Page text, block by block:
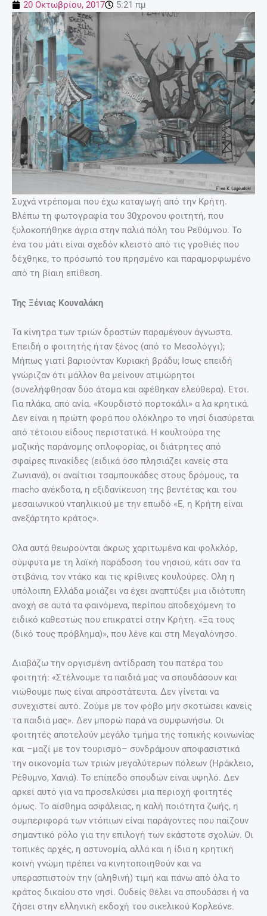
20 Οκτωβρίου, 2017 5:21 πμ
Συχνά ντρέπομαι που έχω καταγωγή από την Κρήτη.
Βλέπω τη φωτογραφία του 30χρονου φοιτητή, που
ξυλοκοπήθηκε άγρια στην παλιά πόλη του Ρεθύμνου. Το
ένα του μάτι είναι σχεδόν κλειστό από τις γροθιές που
δέχθηκε, το πρόσωπό του πρησμένο και παραμορφωμένο
από τη βίαιη επίθεση.
Της Ξένιας Κουναλάκη
Τα κίνητρα των τριών δραστών παραμένουν άγνωστα.
Επειδή ο φοιτητής ήταν ξένος (από το Μεσολόγγι);
Μήπως γιατί βαριούνταν Κυριακή βράδυ; Ισως επειδή
γνώριζαν ότι μάλλον θα μείνουν ατιμώρητοι
(συνελήφθησαν δύο άτομα και αφέθηκαν ελεύθερα). Ετσι.
Για πλάκα, από ανία. «Κουρδιστό πορτοκάλι» α λα κρητικά.
Δεν είναι η πρώτη φορά που ολόκληρο το νησί διασύρεται
από τέτοιου είδους περιστατικά. Η κουλτούρα της
μαζικής παράνομης οπλοφορίας, οι διάτρητες από
σφαίρες πινακίδες (ειδικά όσο πλησιάζει κανείς στα
Ζωνιανά), οι αναίτιοι τσαμπουκάδες στους δρόμους, τα
macho ανέκδοτα, η εξιδανίκευση της βεντέτας και του
μεσαιωνικού νταηλικιού με την επωδό «Ε, η Κρήτη είναι
ανεξάρτητο κράτος».
Ολα αυτά θεωρούνται άκρως χαριτωμένα και φολκλόρ,
σύμφυτα με τη λαϊκή παράδοση του νησιού, κάτι σαν τα
στιβάνια, τον ντάκο και τις κρίθινες κουλούρες. Ολη η
υπόλοιπη Ελλάδα μοιάζει να έχει αναπτύξει μια ιδιότυπη
ανοχή σε αυτά τα φαινόμενα, περίπου αποδεχόμενη το
ειδικό καθεστώς που επικρατεί στην Κρήτη. «Ξα τους
(δικό τους πρόβλημα)», που λένε και στη Μεγαλόνησο.
Διαβάζω την οργισμένη αντίδραση του πατέρα του
φοιτητή: «Στέλνουμε τα παιδιά μας να σπουδάσουν και
νιώθουμε πως είναι απροστάτευτα. Δεν γίνεται να
συνεχιστεί αυτό. Ζούμε με τον φόβο μην σκοτώσει κανείς
τα παιδιά μας». Δεν μπορώ παρά να συμφωνήσω. Οι
φοιτητές αποτελούν μεγάλο τμήμα της τοπικής κοινωνίας
και –μαζί με τον τουρισμό– συνδράμουν αποφασιστικά
την οικονομία των τριών μεγαλύτερων πόλεων (Ηράκλειο,
Ρέθυμνο, Χανιά). Το επίπεδο σπουδών είναι υψηλό. Δεν
αρκεί αυτό για να προσελκύσει μια περιοχή φοιτητές
όμως. Το αίσθημα ασφάλειας, η καλή ποιότητα ζωής, η
συμπεριφορά των ντόπιων είναι παράγοντες που παίζουν
σημαντικό ρόλο για την επιλογή των εκάστοτε σχολών. Οι
τοπικές αρχές, η αστυνομία, αλλά και η ίδια η κρητική
κοινή γνώμη πρέπει να κινητοποιηθούν και να
υπερασπιστούν την (αληθινή) τιμή και πάνω από όλα το
κράτος δικαίου στο νησί. Ουδείς θέλει να σπουδάσει ή να
ζήσει στην ελληνική εκδοχή του σικελικού Κορλεόνε.